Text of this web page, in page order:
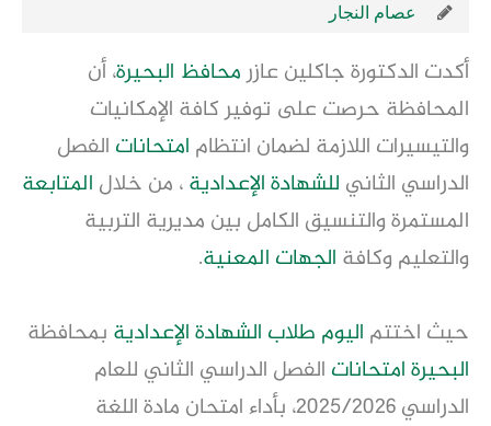
عصام النجار
أكدت الدكتورة جاكلين عازر محافظ البحيرة
والتيسيرات اللازمة لضمان انتظام امتحانات
الدراسي الثاني للشهادة الإعدادية ، من خلال المتابعة
والتعليم وكافة الجهات المعنية.
حيث اختتم اليوم طلاب الشهادة الإعدادية بمحافظة
البحيرةامتحانات